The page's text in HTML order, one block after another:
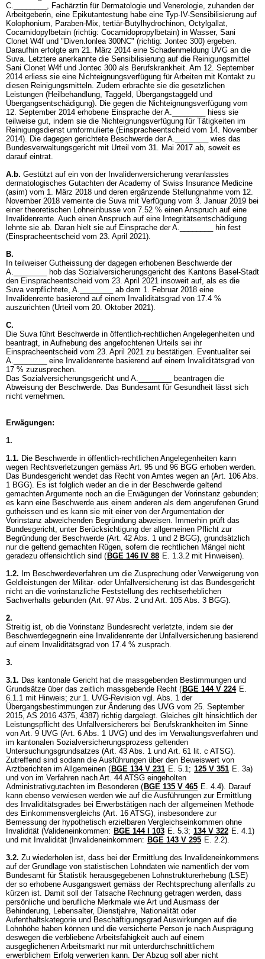
C.________, Fachärztin für Dermatologie und Venerologie, zuhanden der
Arbeitgeberin, eine Epikutantestung habe eine Typ-IV-Sensibilisierung auf
Kolophonium, Paraben-Mix, tertiär-Butylhydrochinon, Octylgallat,
Cocamidopylbetain (richtig: Cocamidopropylbetain) in Wasser, Sani
Clonet W4f und "Diven.lonlea 300NC" (richtig: Jontec 300) ergeben.
Daraufhin erfolgte am 21. März 2014 eine Schadenmeldung UVG an die
Suva. Letztere anerkannte die Sensibilisierung auf die Reinigungsmittel
Sani Clonet W4f und Jontec 300 als Berufskrankheit. Am 12. September
2014 erliess sie eine Nichteignungsverfügung für Arbeiten mit Kontakt zu
diesen Reinigungsmitteln. Zudem erbrachte sie die gesetzlichen
Leistungen (Heilbehandlung, Taggeld, Übergangstaggeld und
Übergangsentschädigung). Die gegen die Nichteignungsverfügung vom
12. September 2014 erhobene Einsprache der A.________ hiess sie
teilweise gut, indem sie die Nichteignungsverfügung für Tätigkeiten im
Reinigungsdienst umformulierte (Einspracheentscheid vom 14. November
2014). Die dagegen gerichtete Beschwerde der A.________ wies das
Bundesverwaltungsgericht mit Urteil vom 31. Mai 2017 ab, soweit es
darauf eintrat.
A.b. Gestützt auf ein von der Invalidenversicherung veranlasstes
dermatologisches Gutachten der Academy of Swiss Insurance Medicine
(asim) vom 1. März 2018 und deren ergänzende Stellungnahme vom 12.
November 2018 verneinte die Suva mit Verfügung vom 3. Januar 2019 bei
einer theoretischen Lohneinbusse von 7.52 % einen Anspruch auf eine
Invalidenrente. Auch einen Anspruch auf eine Integritätsentschädigung
lehnte sie ab. Daran hielt sie auf Einsprache der A.________ hin fest
(Einspracheentscheid vom 23. April 2021).
B.
In teilweiser Gutheissung der dagegen erhobenen Beschwerde der
A.________ hob das Sozialversicherungsgericht des Kantons Basel-Stadt
den Einspracheentscheid vom 23. April 2021 insoweit auf, als es die
Suva verpflichtete, A.________ ab dem 1. Februar 2018 eine
Invalidenrente basierend auf einem Invaliditätsgrad von 17.4 %
auszurichten (Urteil vom 20. Oktober 2021).
C.
Die Suva führt Beschwerde in öffentlich-rechtlichen Angelegenheiten und
beantragt, in Aufhebung des angefochtenen Urteils sei ihr
Einspracheentscheid vom 23. April 2021 zu bestätigen. Eventualiter sei
A.________ eine Invalidenrente basierend auf einem Invaliditätsgrad von
17 % zuzusprechen.
Das Sozialversicherungsgericht und A.________ beantragen die
Abweisung der Beschwerde. Das Bundesamt für Gesundheit lässt sich
nicht vernehmen.
Erwägungen:
1.
1.1. Die Beschwerde in öffentlich-rechtlichen Angelegenheiten kann
wegen Rechtsverletzungen gemäss Art. 95 und 96 BGG erhoben werden.
Das Bundesgericht wendet das Recht von Amtes wegen an (Art. 106 Abs.
1 BGG). Es ist folglich weder an die in der Beschwerde geltend
gemachten Argumente noch an die Erwägungen der Vorinstanz gebunden;
es kann eine Beschwerde aus einem anderen als dem angerufenen Grund
gutheissen und es kann sie mit einer von der Argumentation der
Vorinstanz abweichenden Begründung abweisen. Immerhin prüft das
Bundesgericht, unter Berücksichtigung der allgemeinen Pflicht zur
Begründung der Beschwerde (Art. 42 Abs. 1 und 2 BGG), grundsätzlich
nur die geltend gemachten Rügen, sofern die rechtlichen Mängel nicht
geradezu offensichtlich sind ( BGE 146 IV 88 E. 1.3.2 mit Hinweisen).
1.2. Im Beschwerdeverfahren um die Zusprechung oder Verweigerung von
Geldleistungen der Militär- oder Unfallversicherung ist das Bundesgericht
nicht an die vorinstanzliche Feststellung des rechtserheblichen
Sachverhalts gebunden (Art. 97 Abs. 2 und Art. 105 Abs. 3 BGG).
2.
Streitig ist, ob die Vorinstanz Bundesrecht verletzte, indem sie der
Beschwerdegegnerin eine Invalidenrente der Unfallversicherung basierend
auf einem Invaliditätsgrad von 17.4 % zusprach.
3.
3.1. Das kantonale Gericht hat die massgebenden Bestimmungen und
Grundsätze über das zeitlich massgebende Recht ( BGE 144 V 224 E.
6.1.1 mit Hinweis; zur 1. UVG-Revision vgl. Abs. 1 der
Übergangsbestimmungen zur Änderung des UVG vom 25. September
2015, AS 2016 4375, 4387) richtig dargelegt. Gleiches gilt hinsichtlich der
Leistungspflicht des Unfallversicherers bei Berufskrankheiten im Sinne
von Art. 9 UVG (Art. 6 Abs. 1 UVG) und des im Verwaltungsverfahren und
im kantonalen Sozialversicherungsprozess geltenden
Untersuchungsgrundsatzes (Art. 43 Abs. 1 und Art. 61 lit. c ATSG).
Zutreffend sind sodann die Ausführungen über den Beweiswert von
Arztberichten im Allgemeinen ( BGE 134 V 231 E. 5.1; 125 V 351 E. 3a)
und von im Verfahren nach Art. 44 ATSG eingeholten
Administrativgutachten im Besonderen ( BGE 135 V 465 E. 4.4). Darauf
kann ebenso verwiesen werden wie auf die Ausführungen zur Ermittlung
des Invaliditätsgrades bei Erwerbstätigen nach der allgemeinen Methode
des Einkommensvergleichs (Art. 16 ATSG), insbesondere zur
Bemessung der hypothetisch erzielbaren Vergleichseinkommen ohne
Invalidität (Valideneinkommen: BGE 144 I 103 E. 5.3; 134 V 322 E. 4.1)
und mit Invalidität (Invalideneinkommen: BGE 143 V 295 E. 2.2).
3.2. Zu wiederholen ist, dass bei der Ermittlung des Invalideneinkommens
auf der Grundlage von statistischen Lohndaten wie namentlich der vom
Bundesamt für Statistik herausgegebenen Lohnstrukturerhebung (LSE)
der so erhobene Ausgangswert gemäss der Rechtsprechung allenfalls zu
kürzen ist. Damit soll der Tatsache Rechnung getragen werden, dass
persönliche und berufliche Merkmale wie Art und Ausmass der
Behinderung, Lebensalter, Dienstjahre, Nationalität oder
Aufenthaltskategorie und Beschäftigungsgrad Auswirkungen auf die
Lohnhöhe haben können und die versicherte Person je nach Ausprägung
deswegen die verbliebene Arbeitsfähigkeit auch auf einem
ausgeglichenen Arbeitsmarkt nur mit unterdurchschnittlichem
erwerblichem Erfolg verwerten kann. Der Abzug soll aber nicht